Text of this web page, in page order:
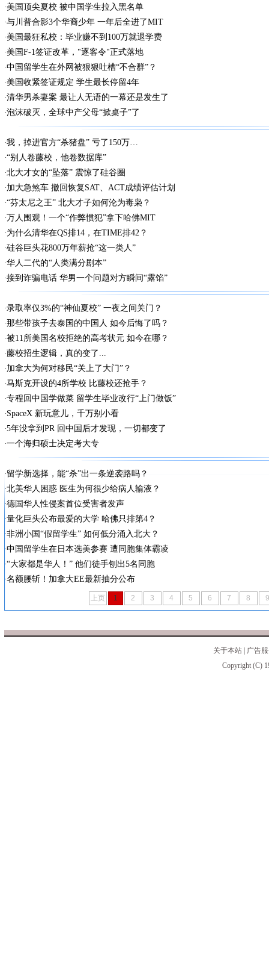
美国顶尖夏校 被中国学生拉入黑名单
与川普合影3个华裔少年 一年后全进了MIT
美国最狂私校：毕业赚不到100万就退学费
美国F-1签证改革，"逐客令"正式落地
中国留学生在外网被狠狠吐槽“不合群”？
美国收紧签证规定 学生最长停留4年
清华男杀妻案 最让人无语的一幕还是发生了
泡沫破灭，全球中产父母“掀桌子”了
我，掉进官方“杀猪盘” 亏了150万…
“别人卷藤校，他卷数据库”
北大才女的“坠落” 震惊了硅谷圈
加大急煞车 撤回恢复SAT、ACT成绩评估计划
“芬太尼之王” 北大才子如何沦为毒枭？
万人围观！一个“作弊惯犯”拿下哈佛MIT
为什么清华在QS排14，在TIME排42？
硅谷巨头花800万年薪抢“这一类人”
华人二代的“人类满分剧本”
接到诈骗电话 华男一个问题对方瞬间“露馅”
录取率仅3%的“神仙夏校” 一夜之间关门？
那些带孩子去泰国的中国人 如今后悔了吗？
被11所美国名校拒绝的高考状元 如今在哪？
藤校招生逻辑，真的变了...
加拿大为何对移民“关上了大门”？
马斯克开设的4所学校 比藤校还抢手？
专程回中国学做菜 留学生毕业改行“上门做饭”
SpaceX 新玩意儿，千万别小看
5年没拿到PR 回中国后才发现，一切都变了
一个海归硕士决定考大专
留学新选择，能“杀”出一条逆袭路吗？
北美华人困惑 医生为何很少给病人输液？
德国华人性侵案首位受害者发声
量化巨头公布最爱的大学 哈佛只排第4？
非洲小国“假留学生” 如何低分涌入北大？
中国留学生在日本选美参赛 遭同胞集体霸凌
“大家都是华人！” 他们徒手刨出5名同胞
名额腰斩！加拿大EE最新抽分公布
上页 1 2 3 4 5 6 7 8 9
关于本站
广告
Copyright (C)